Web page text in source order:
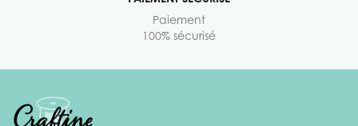
Paiement
100% sécurisé